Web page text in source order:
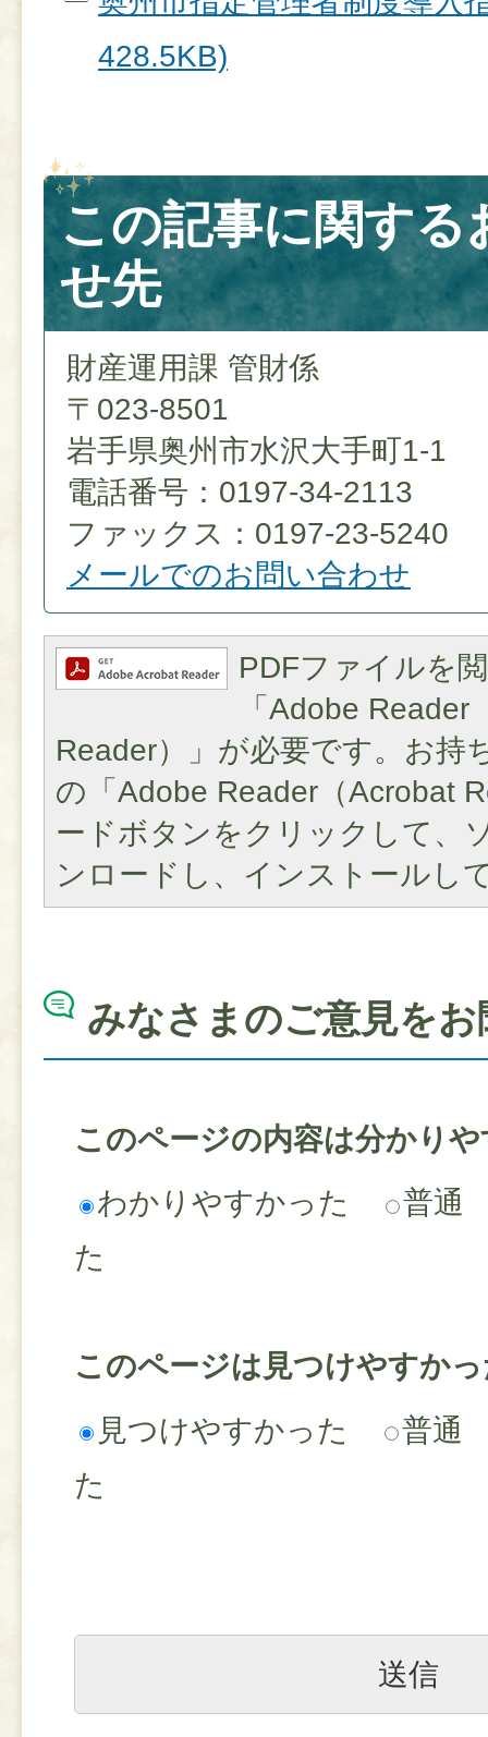
428.5KB)
この記事に関する
せ先
財産運用課 管財係
〒023-8501
岩手県奥州市水沢大手町1-1
電話番号：0197-34-2113
ファックス：0197-23-5240
メールでのお問い合わせ
PDFファイルを
「Adobe Reader
Reader）」が必要です。お持
の「Adobe Reader（Acrobat
ードボタンをクリックして、
ンロードし、インストールし
みなさまのご意見を
このページの内容は分かり
わかりやすかった
普通
た
このページは見つけやすか
見つけやすかった
普通
た